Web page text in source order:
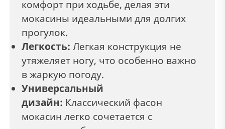
комфорт при ходьбе, делая эти
мокасины идеальными для долгих
прогулок.
Легкость: Легкая конструкция не
утяжеляет ногу, что особенно важно
в жаркую погоду.
Универсальный
дизайн: Классический фасон
мокасин легко сочетается с